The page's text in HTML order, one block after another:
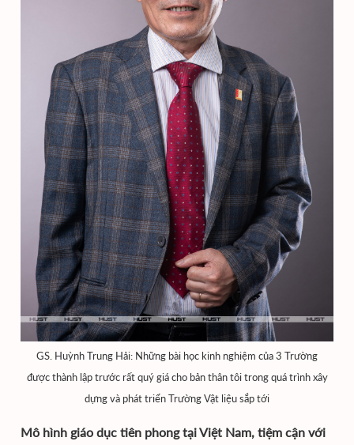
GS. Huỳnh Trung Hải: Những bài học kinh nghiệm của 3 Trường
được thành lập trước rất quý giá cho bản thân tôi trong quá trình xây
dựng và phát triển Trường Vật liệu sắp tới
Mô hình giáo dục tiên phong tại Việt Nam, tiệm cận với